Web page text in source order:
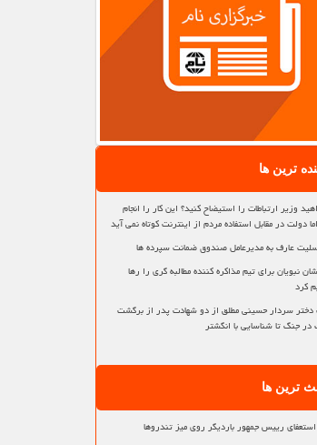
ترین ها
وزیر ارتباطات را استیضاح کنید؟ این کار را انجام
دولت در مقابل استفاده مردم از اینترنت کوتاه نمی آید
عارف به مدیرعامل صندوق ضمانت سپرده ها
نبویان برای تیم مذاکره کننده مطالبه گری را رها
کرد
دختر سردار حسینی مطلق از دو شهادت پدر از برگشت
در جنگ تا شناسایی با انگشتر
ترین ها
رییس جمهور باردیگر روی میز تندروها